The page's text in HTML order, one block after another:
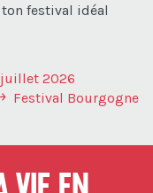
festival idéal
2026
Festival Bourgogne